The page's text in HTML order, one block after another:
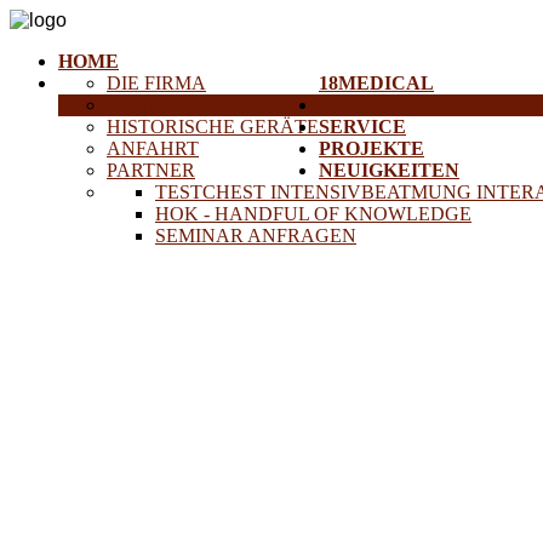
HOME
18MEDICAL
DIE FIRMA
HISTORISCHE GERÄTE
ANFAHRT
PARTNER
TESTCHEST INTENSIVBEATMUNG
HOK - HANDFUL OF KNOWLEDGE
SEMINAR ANFRAGEN
SERVICE
PROJEKTE
NEUIGKEITEN